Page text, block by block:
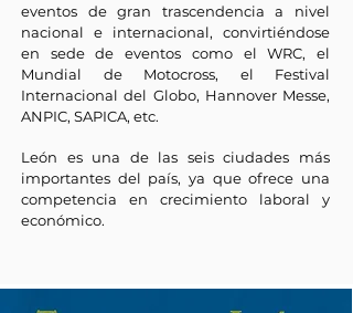
eventos de gran trascendencia a nivel
nacional e internacional, convirtiéndose
en sede de eventos como el WRC, el
Mundial de Motocross, el Festival
Internacional del Globo, Hannover Messe,
ANPIC, SAPICA, etc.
León es una de las seis ciudades más
importantes del país, ya que ofrece una
competencia en crecimiento laboral y
económico.